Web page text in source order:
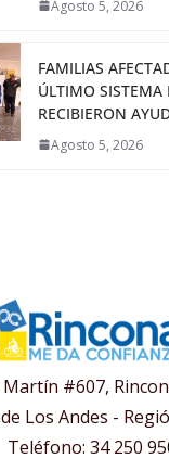
Agosto 5, 2026
FAMILIAS
ÚLTIMO SISTEMA
RECIBIERON
Agosto 5, 2026
#607,
Los Andes -
Teléfono: 34 250